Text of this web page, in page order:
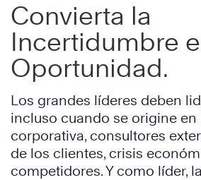
Convierta la
Incertidumbre
Oportunidad.
Los grandes líderes deben
incluso cuando se origine en
corporativa, consultores
de los clientes, crisis
competidores. Y como líder,